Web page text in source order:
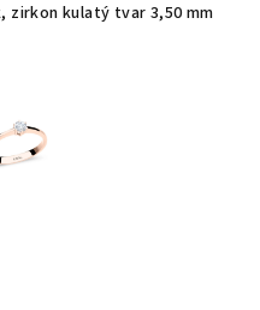
zirkon kulatý tvar 3,50 mm